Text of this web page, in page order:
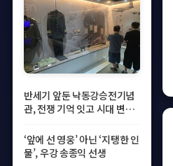
반세기 앞둔 낙동강승전기념
관, 전쟁 기억 잇고 시대 변화
‘앞에 선 영웅’ 아닌 ‘지탱한 인
물’, 우강 송종익 선생